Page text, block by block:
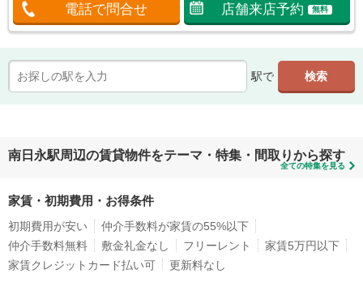
電話で問合せ 店舗来店予約 無料
駅で
南日永駅周辺の賃貸物件をテーマ・特集・間取りから探す
全ての特集を見る
家賃・初期費用・お得条件
初期費用が安い
仲介手数料が家賃の55%以下
仲介手数料無料
敷金礼金なし フリーレント
家賃5万円以下
家賃クレジットカード払い可
更新料なし